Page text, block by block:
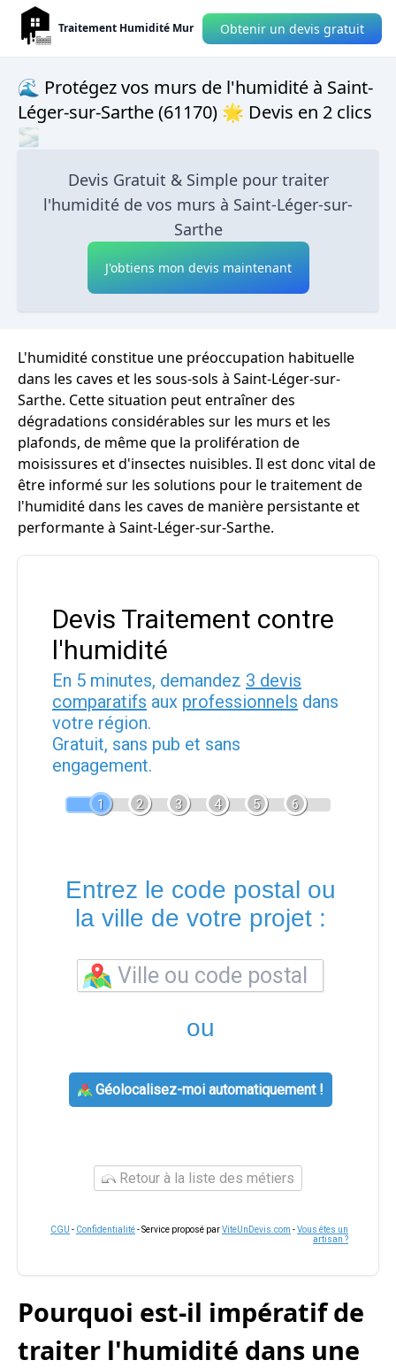
Traitement Humidité Mur Obtenir un devis gratuit
🌊 Protégez vos murs de l'humidité à Saint-
Léger-sur-Sarthe (61170) 🌟 Devis en 2 clics
🌫
Devis Gratuit & Simple pour traiter
l'humidité de vos murs à Saint-Léger-sur-
Sarthe
J'obtiens mon devis maintenant
L'humidité constitue une préoccupation habituelle
dans les caves et les sous-sols à Saint-Léger-sur-
Sarthe. Cette situation peut entraîner des
dégradations considérables sur les murs et les
plafonds, de même que la prolifération de
moisissures et d'insectes nuisibles. Il est donc vital de
être informé sur les solutions pour le traitement de
l'humidité dans les caves de manière persistante et
performante à Saint-Léger-sur-Sarthe.
Devis Traitement contre
l'humidité
En 5 minutes, demandez 3 devis
comparatifs aux professionnels dans
votre région.
Gratuit, sans pub et sans
engagement.
1 2 3 4 5 6
Entrez le code postal ou
la ville de votre projet :
ou
Géolocalisez-moi automatiquement !
Retour à la liste des métiers
CGU - Confidentialité- Service proposé parViteUnDevis.com -Vous êtes un
artisan ?
Pourquoi est-il impératif de
traiter l'humidité dans une